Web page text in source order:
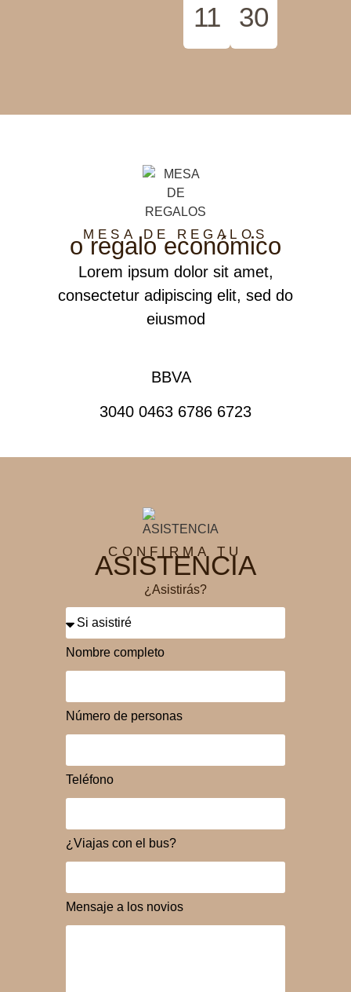
11 30
MESA DE REGALOS
o regalo económico
Lorem ipsum dolor sit amet,
consectetur adipiscing elit, sed do
eiusmod
BBVA
3040 0463 6786 6723
CONFIRMA TU
ASISTENCIA
¿Asistirás?
Nombre completo
Número de personas
Teléfono
¿Viajas con el bus?
Mensaje a los novios